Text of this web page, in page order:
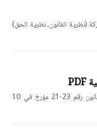
القانون، نظرية الحق)
قانون رقم 23-21 يتعلق بالغابات والثروات الغابية PDF قانون رقم 23-21 مؤرخ في 10